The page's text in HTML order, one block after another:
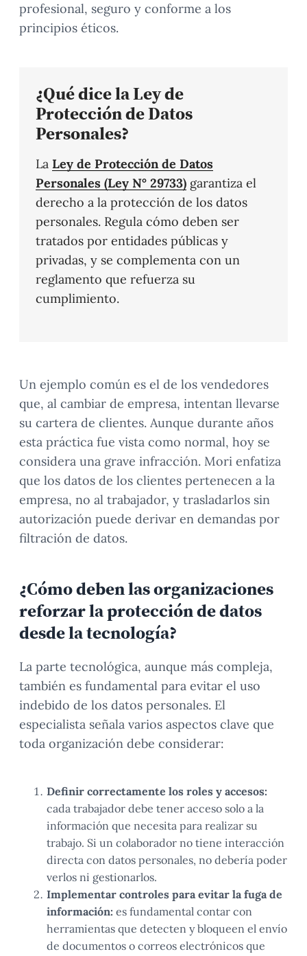
profesional, seguro y conforme a los
principios éticos.
¿Qué dice la Ley de
Protección de Datos
Personales?
La Ley de Protección de Datos
Personales (Ley N° 29733) garantiza el
derecho a la protección de los datos
personales. Regula cómo deben ser
tratados por entidades públicas y
privadas, y se complementa con un
reglamento que refuerza su
cumplimiento.
Un ejemplo común es el de los vendedores
que, al cambiar de empresa, intentan llevarse
su cartera de clientes. Aunque durante años
esta práctica fue vista como normal, hoy se
considera una grave infracción. Mori enfatiza
que los datos de los clientes pertenecen a la
empresa, no al trabajador, y trasladarlos sin
autorización puede derivar en demandas por
filtración de datos.
¿Cómo deben las organizaciones
reforzar la protección de datos
desde la tecnología?
La parte tecnológica, aunque más compleja,
también es fundamental para evitar el uso
indebido de los datos personales. El
especialista señala varios aspectos clave que
toda organización debe considerar:
Definir correctamente los roles y accesos:
cada trabajador debe tener acceso solo a la
información que necesita para realizar su
trabajo. Si un colaborador no tiene interacción
directa con datos personales, no debería poder
verlos ni gestionarlos.
Implementar controles para evitar la fuga de
información: es fundamental contar con
herramientas que detecten y bloqueen el envío
de documentos o correos electrónicos que